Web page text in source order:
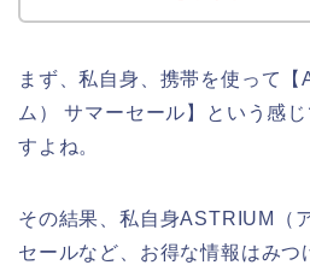
まず、私自身、携帯を使って
ム） サマーセール】という感
すよね。
その結果、私自身ASTRIUM（
セールなど、お得な情報はみつ